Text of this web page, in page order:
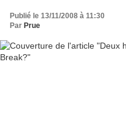
Publié le 13/11/2008 à 11:30
Par Prue